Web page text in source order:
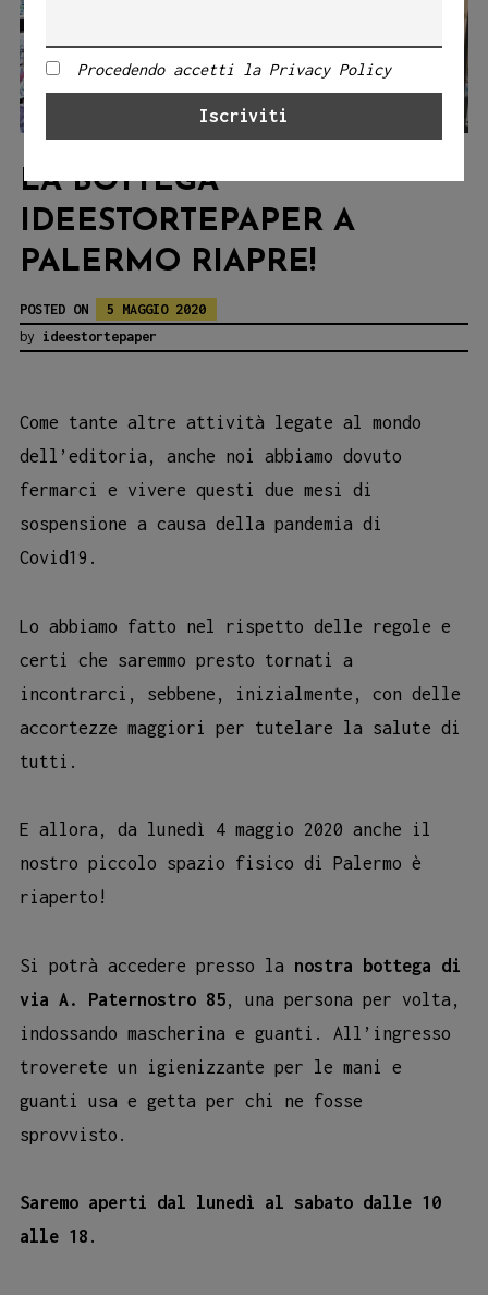
LA BOTTEGA
IDEESTORTEPAPER A
PALERMO RIAPRE!
POSTED ON
5 MAGGIO 2020
by ideestortepaper
Come tante altre attività legate al mondo
dell’editoria, anche noi abbiamo dovuto
fermarci e vivere questi due mesi di
sospensione a causa della pandemia di
Covid19.
Lo abbiamo fatto nel rispetto delle regole e
certi che saremmo presto tornati a
incontrarci, sebbene, inizialmente, con delle
accortezze maggiori per tutelare la salute di
tutti.
E allora, da lunedì 4 maggio 2020 anche il
nostro piccolo spazio fisico di Palermo è
riaperto!
Si potrà accedere presso la nostra bottega di
via A. Paternostro 85, una persona per volta,
indossando mascherina e guanti. All’ingresso
troverete un igienizzante per le mani e
guanti usa e getta per chi ne fosse
sprovvisto.
Saremo aperti dal lunedì al sabato dalle 10
alle 18 .
Procedendo accetti la Privacy Policy